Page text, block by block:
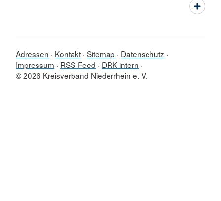
Adressen Kontakt Sitemap
Datenschutz
Impressum
RSS-Feed
DRK intern
© 2026 Kreisverband Niederrhein e. V.